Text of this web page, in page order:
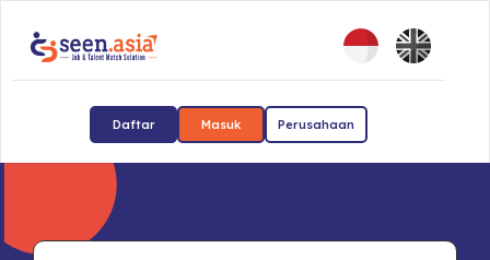
Daftar Masuk Perusahaan